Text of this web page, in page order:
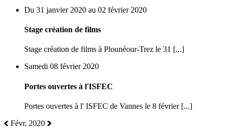
Du 31 janvier 2020 au 02 février 2020
Stage création de films
Stage création de films à Plounéour-Trez le 31 [...]
Samedi 08 février 2020
Portes ouvertes à l'ISFEC
Portes ouvertes à l' ISFEC de Vannes le 8 février [...]
Févr. 2020